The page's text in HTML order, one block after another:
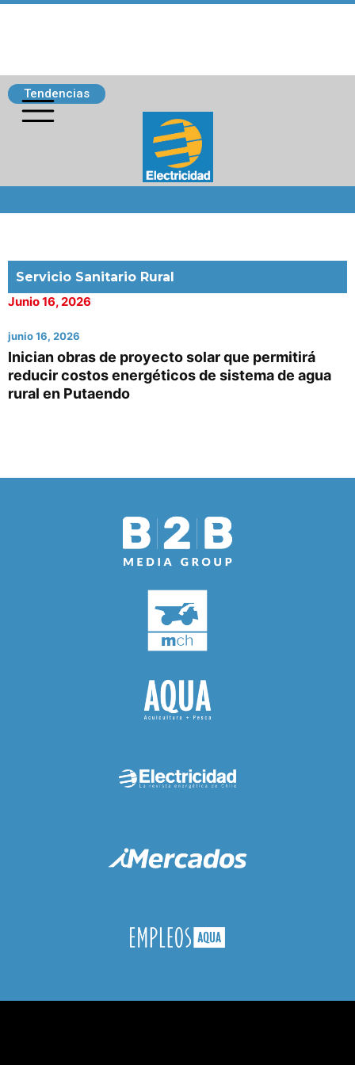
Tendencias
Servicio Sanitario Rural
Junio 16, 2026
junio 16, 2026
Inician obras de proyecto solar que permitirá
reducir costos energéticos de sistema de agua
rural en Putaendo